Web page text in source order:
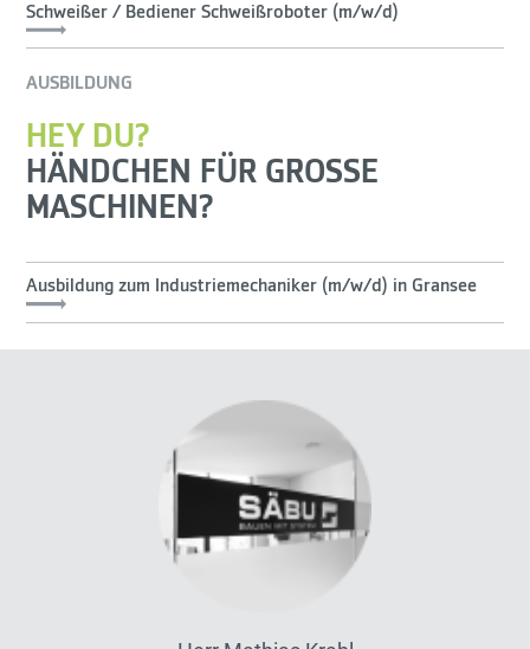
Schweißer / Bediener Schweißroboter (m/w/d)
AUSBILDUNG
HEY DU?
HÄNDCHEN FÜR GROSSE
MASCHINEN?
Ausbildung zum Industriemechaniker (m/w/d) in Gransee